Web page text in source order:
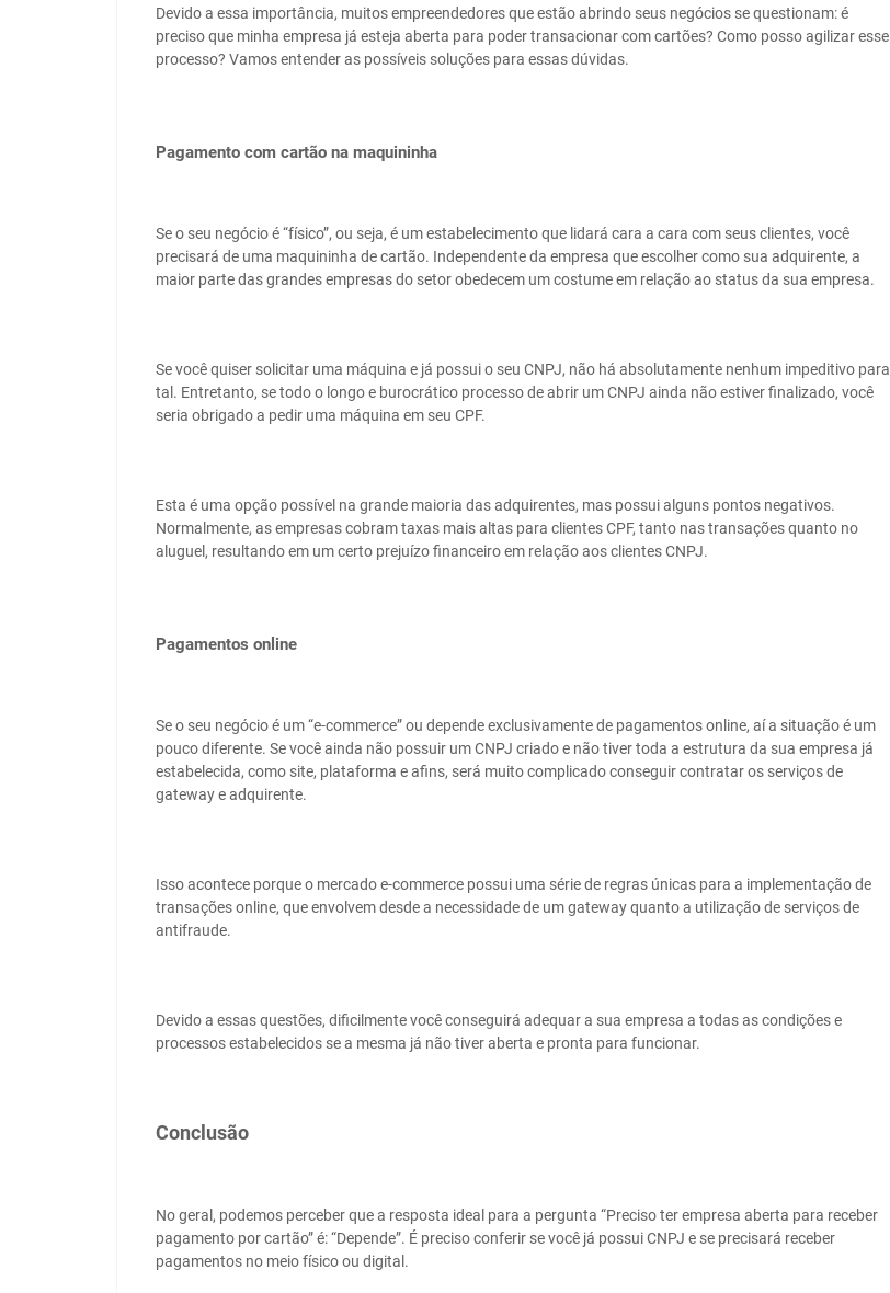
Devido a essa importância, muitos empreendedores que estão abrindo seus negócios se questionam: é
preciso que minha empresa já esteja aberta para poder transacionar com cartões? Como posso agilizar esse
processo? Vamos entender as possíveis soluções para essas dúvidas.
Pagamento com cartão na maquininha
Se o seu negócio é “físico”, ou seja, é um estabelecimento que lidará cara a cara com seus clientes, você
precisará de uma maquininha de cartão. Independente da empresa que escolher como sua adquirente, a
maior parte das grandes empresas do setor obedecem um costume em relação ao status da sua empresa.
Se você quiser solicitar uma máquina e já possui o seu CNPJ, não há absolutamente nenhum impeditivo para
tal. Entretanto, se todo o longo e burocrático processo de abrir um CNPJ ainda não estiver finalizado, você
seria obrigado a pedir uma máquina em seu CPF.
Esta é uma opção possível na grande maioria das adquirentes, mas possui alguns pontos negativos.
Normalmente, as empresas cobram taxas mais altas para clientes CPF, tanto nas transações quanto no
aluguel, resultando em um certo prejuízo financeiro em relação aos clientes CNPJ.
Pagamentos online
Se o seu negócio é um “e-commerce” ou depende exclusivamente de pagamentos online, aí a situação é um
pouco diferente. Se você ainda não possuir um CNPJ criado e não tiver toda a estrutura da sua empresa já
estabelecida, como site, plataforma e afins, será muito complicado conseguir contratar os serviços de
gateway e adquirente.
Isso acontece porque o mercado e-commerce possui uma série de regras únicas para a implementação de
transações online, que envolvem desde a necessidade de um gateway quanto a utilização de serviços de
antifraude.
Devido a essas questões, dificilmente você conseguirá adequar a sua empresa a todas as condições e
processos estabelecidos se a mesma já não tiver aberta e pronta para funcionar.
Conclusão
No geral, podemos perceber que a resposta ideal para a pergunta “Preciso ter empresa aberta para receber
pagamento por cartão” é: “Depende”. É preciso conferir se você já possui CNPJ e se precisará receber
pagamentos no meio físico ou digital.